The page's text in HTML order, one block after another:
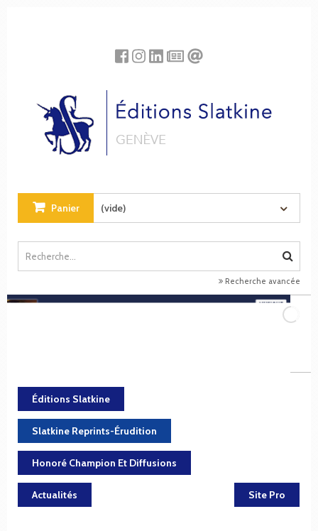
Panier (vide)
Recherche avancée
Éditions Slatkine
Slatkine Reprints-Érudition
Honoré Champion Et Diffusions
Actualités Site Pro